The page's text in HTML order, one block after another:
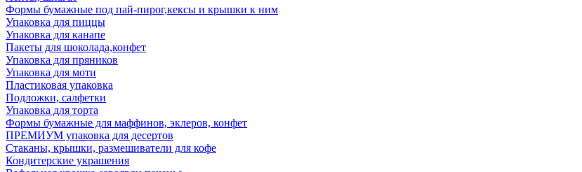
Формы бумажные под пай-пирог,кексы и крышки к ним
Упаковка для пиццы
Упаковка для канапе
Пакеты для шоколада,конфет
Упаковка для пряников
Упаковка для моти
Пластиковая упаковка
Подложки, салфетки
Упаковка для торта
Формы бумажные для маффинов, эклеров, конфет
ПРЕМИУМ упаковка для десертов
Стаканы, крышки, размешиватели для кофе
Кондитерские украшения